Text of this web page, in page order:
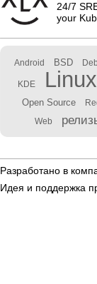
24/7
your
Android BSD
KDE Linux
Open Source
Web
Разработано в
Идея и поддержка